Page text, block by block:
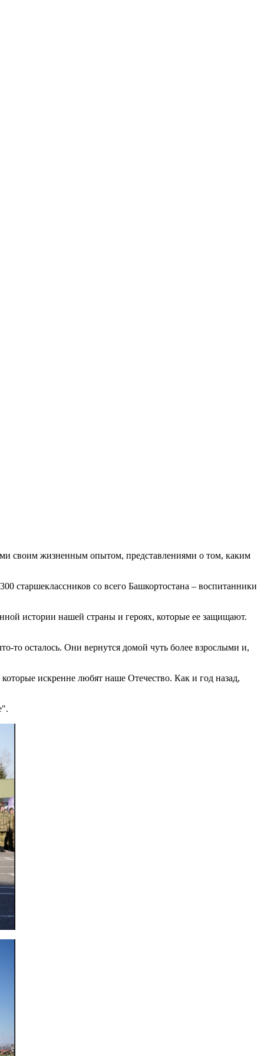
своим жизненным опытом, представлениями о том, каким
старшеклассников со всего Башкортостана – воспитанники
истории нашей страны и героях, которые ее защищают.
то осталось. Они вернутся домой чуть более взрослыми и,
искренне любят наше Отечество. Как и год назад,